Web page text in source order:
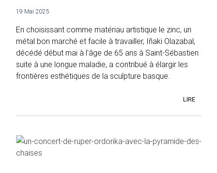
19 Mai 2025
En choisissant comme matériau artistique le zinc, un
métal bon marché et facile à travailler, Iñaki Olazabal,
décédé début mai à l'âge de 65 ans à Saint-Sébastien
suite à une longue maladie, a contribué à élargir les
frontières esthétiques de la sculpture basque.
LIRE